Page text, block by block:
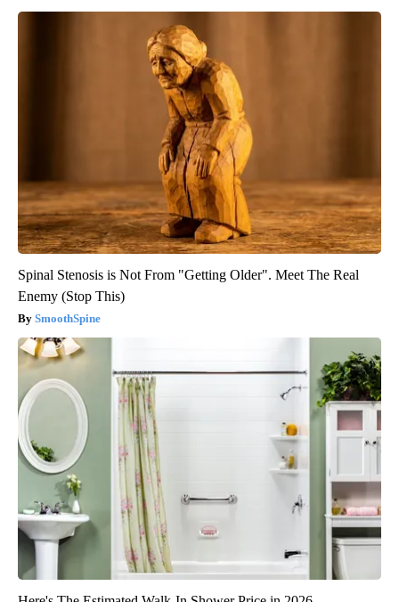
Spinal Stenosis is Not From "Getting Older". Meet The Real
Enemy (Stop This)
SmoothSpine